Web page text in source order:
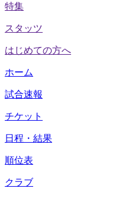
特集
スタッツ
はじめての方へ
ホーム
試合速報
チケット
日程・結果
順位表
クラブ